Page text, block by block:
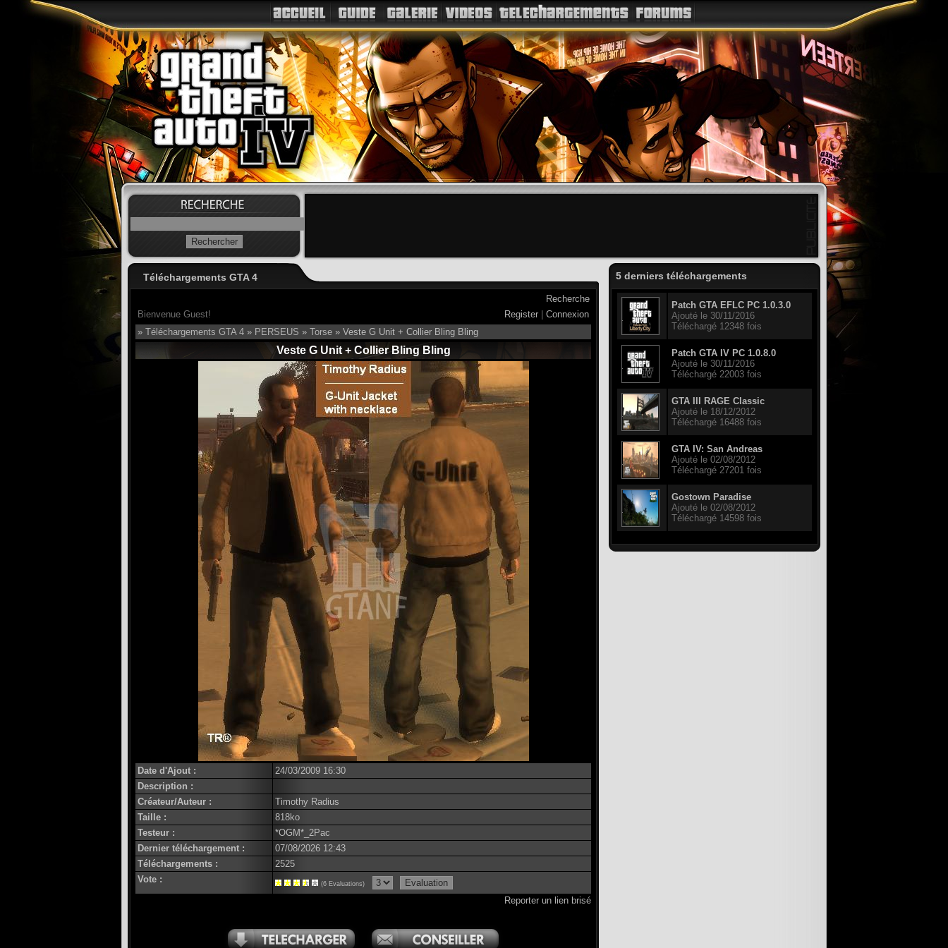
5 derniers téléchargements
Patch GTA EFLC PC 1.0.3.0
Ajouté le 30/11/2016
Téléchargé 12348 fois
Patch GTA IV PC 1.0.8.0
Ajouté le 30/11/2016
Téléchargé 22003 fois
GTA III RAGE Classic
Ajouté le 18/12/2012
Téléchargé 16488 fois
GTA IV: San Andreas
Ajouté le 02/08/2012
Téléchargé 27201 fois
Gostown Paradise
Ajouté le 02/08/2012
Téléchargé 14598 fois
Téléchargements GTA 4
Recherche
Bienvenue Guest!
Register
Connexion
» Téléchargements GTA 4 » PERSEUS » Torse » Veste G Unit + Collier Bling Bling
Veste G Unit + Collier Bling Bling
Date d'Ajout :
24/03/2009 16:30
Description :
Créateur/Auteur :
Timothy Radius
Taille :
818ko
Testeur :
*OGM*_2Pac
Dernier téléchargement :
07/08/2026 12:43
Téléchargements :
2525
Vote :
(6 Evaluations)
Reporter un lien brisé